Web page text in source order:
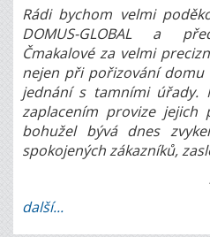
Rádi bychom velmi
DOMUS-GLOBAL a
Čmakalové za velmi
nejen při pořizování domu
jednání s tamními úřady.
zaplacením provize jejich
bohužel bývá dnes
spokojených zákazníků,
další...